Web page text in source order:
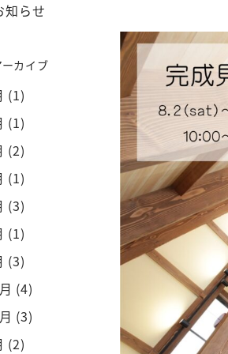
知らせ
ーカイブ
(1)
(1)
(2)
(1)
(3)
(1)
(3)
(4)
(3)
(2)